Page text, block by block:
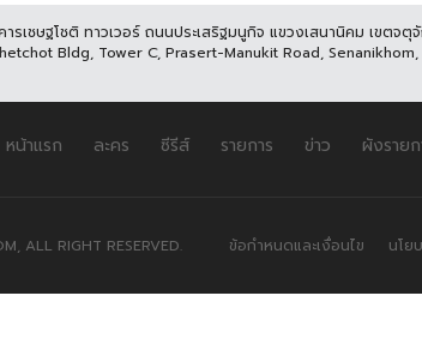
รเชษฐโชติ ทาวเวอร์ ถนนประเสริฐมนูกิจ แขวงเสนานิคม เขตจ
Bldg, Tower C, Prasert-Manukit Road,
หน้าแรก ละคร ซีรีส์ รายการ ข่าว ผังรายก
ALL RIGHT RESERVED. ข้อกำหนดและเงื่อนไข นโย